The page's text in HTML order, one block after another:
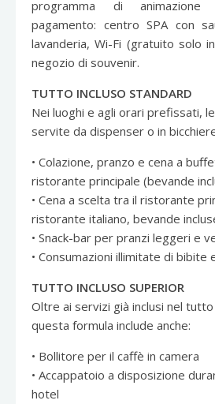
programma di animazione
pagamento: centro SPA con
lavanderia, Wi-Fi (gratuito solo
negozio di souvenir.
TUTTO INCLUSO STANDARD
Nei luoghi e agli orari prefissati,
servite da dispenser o in
• Colazione, pranzo e cena a
ristorante principale (bevande
• Cena a scelta tra il ristorante
ristorante italiano, bevande
• Snack-bar per pranzi leggeri e
• Consumazioni illimitate di bibite
TUTTO INCLUSO SUPERIOR
Oltre ai servizi già inclusi nel
questa formula include anche:
• Bollitore per il caffè in camera
• Accappatoio a disposizione
hotel